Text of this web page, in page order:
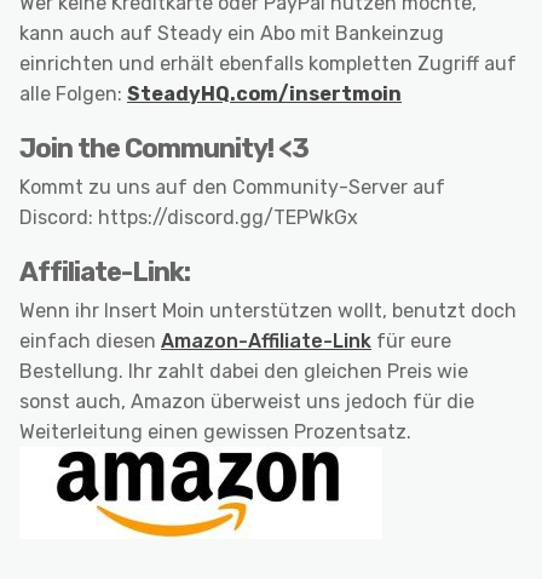
kann auch auf Steady ein Abo mit Bankeinzug
einrichten und erhält ebenfalls kompletten Zugriff auf
alle Folgen: SteadyHQ.com/insertmoin
Join the Community! <3
Kommt zu uns auf den Community-Server auf
Discord: https://discord.gg/TEPWkGx
Affiliate-Link:
Wenn ihr Insert Moin unterstützen wollt, benutzt doch
einfach diesen Amazon-Affiliate-Link für eure
Bestellung. Ihr zahlt dabei den gleichen Preis wie
sonst auch, Amazon überweist uns jedoch für die
Weiterleitung einen gewissen Prozentsatz.